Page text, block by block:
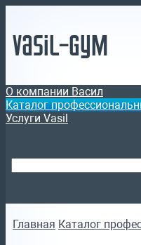
Vasil-Gym
О компании Васил
Каталог
Услуги Vasil
Главная Каталог